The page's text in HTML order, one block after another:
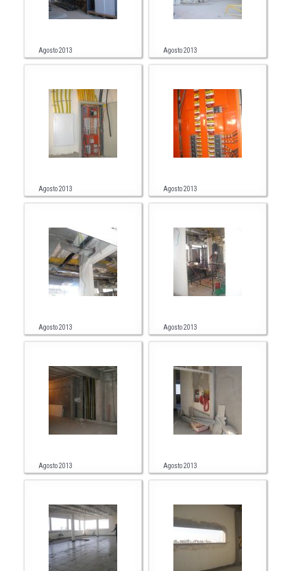
Agosto 2013 Agosto 2013
Agosto 2013 Agosto 2013
Agosto 2013 Agosto 2013
Agosto 2013 Agosto 2013